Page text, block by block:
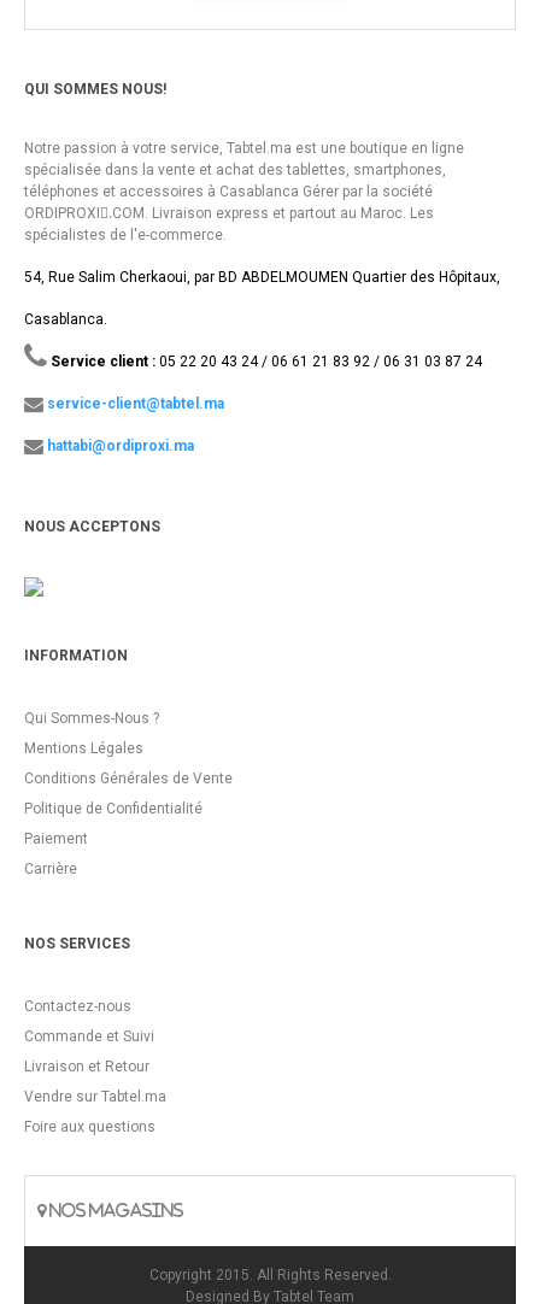
QUI SOMMES NOUS!
Notre passion à votre service, Tabtel.ma est une boutique en ligne
spécialisée dans la vente et achat des tablettes, smartphones,
téléphones et accessoires à Casablanca Gérer par la société
ORDIPROXI.ِCOM. Livraison express et partout au Maroc. Les
spécialistes de l'e-commerce.
54, Rue Salim Cherkaoui, par BD ABDELMOUMEN Quartier des Hôpitaux,
Casablanca.
Service client : 05 22 20 43 24 / 06 61 21 83 92 / 06 31 03 87 24
service-client@tabtel.ma
hattabi@ordiproxi.ma
NOUS ACCEPTONS
INFORMATION
Qui Sommes-Nous ?
Mentions Légales
Conditions Générales de Vente
Politique de Confidentialité
Paiement
Carrière
NOS SERVICES
Contactez-nous
Commande et Suivi
Livraison et Retour
Vendre sur Tabtel.ma
Foire aux questions
NOS MAGASINS
Copyright 2015. All Rights Reserved.
Designed By Tabtel Team